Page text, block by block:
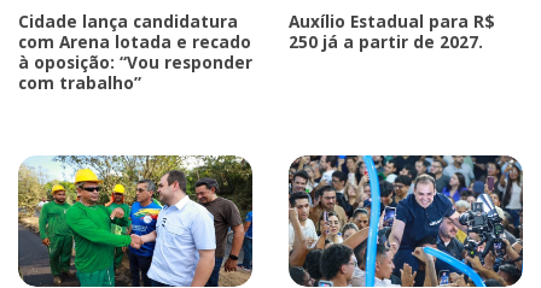
Cidade lança candidatura
com Arena lotada e recado
à oposição: “Vou responder
com trabalho”
Auxílio Estadual para R$
250 já a partir de 2027.